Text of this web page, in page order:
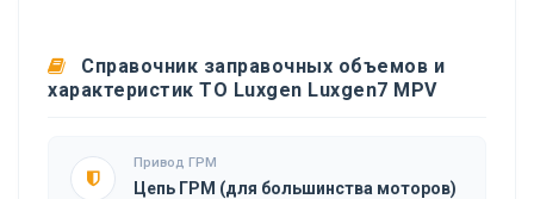
Справочник заправочных объемов и
характеристик ТО Luxgen Luxgen7 MPV
Привод ГРМ
Цепь ГРМ (для большинства моторов)